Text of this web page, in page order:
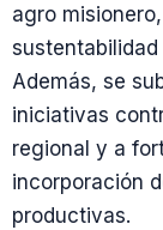
agro
Además, se
iniciativas
regional y a
incorporación
productivas.